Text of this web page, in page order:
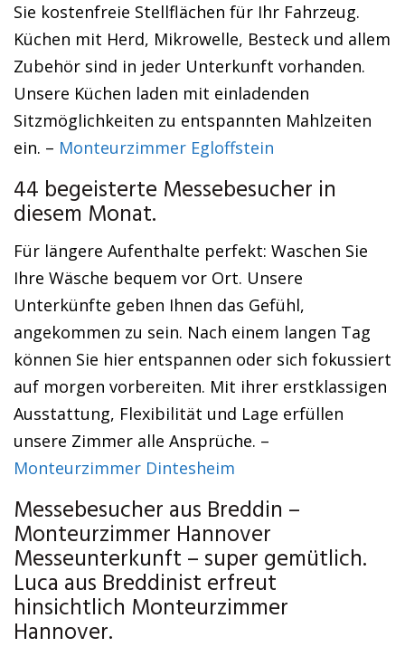
Sie kostenfreie Stellflächen für Ihr Fahrzeug.
Küchen mit Herd, Mikrowelle, Besteck und allem
Zubehör sind in jeder Unterkunft vorhanden.
Unsere Küchen laden mit einladenden
Sitzmöglichkeiten zu entspannten Mahlzeiten
ein. – Monteurzimmer Egloffstein
44 begeisterte Messebesucher in
diesem Monat.
Für längere Aufenthalte perfekt: Waschen Sie
Ihre Wäsche bequem vor Ort. Unsere
Unterkünfte geben Ihnen das Gefühl,
angekommen zu sein. Nach einem langen Tag
können Sie hier entspannen oder sich fokussiert
auf morgen vorbereiten. Mit ihrer erstklassigen
Ausstattung, Flexibilität und Lage erfüllen
unsere Zimmer alle Ansprüche. –
Monteurzimmer Dintesheim
Messebesucher aus Breddin –
Monteurzimmer Hannover
Messeunterkunft – super gemütlich.
Luca aus Breddinist erfreut
hinsichtlich Monteurzimmer
Hannover.